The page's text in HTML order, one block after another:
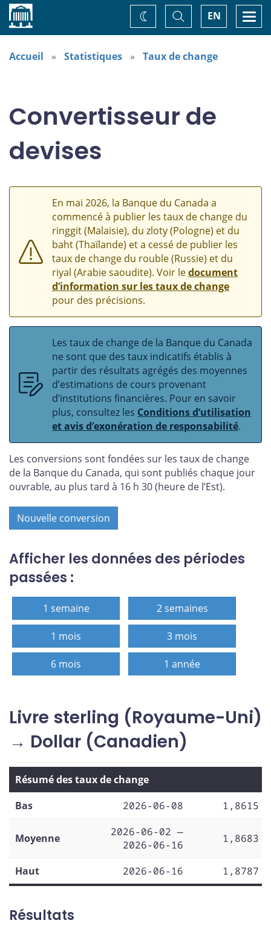
Accueil EN
Basculer
la
recherche
Changez
de
thème
Accueil Statistiques Taux de change
Convertisseur de
devises
En mai 2026, la Banque du Canada a
commencé à publier les taux de change du
ringgit (Malaisie), du zloty (Pologne) et du
baht (Thaïlande) et a cessé de publier les
taux de change du rouble (Russie) et du
riyal (Arabie saoudite). Voir ledocument
d’information sur les taux de change
pour des précisions.
Les taux de change de la Banque du Canada
ne sont que des taux indicatifs établis à
partir des résultats agrégés des moyennes
d’estimations de cours provenant
d’institutions financières. Pour en savoir
plus, consultez les Conditions d’utilisation
et avis d’exonération de responsabilité.
Les conversions sont fondées sur les taux de change
de la Banque du Canada, qui sont publiés chaque jour
ouvrable, au plus tard à 16 h 30 (heure de l’Est).
Nouvelle conversion
Afficher les données des périodes
passées :
1 semaine 2 semaines
1 mois 3 mois
6 mois 1 année
Livre sterling (Royaume-Uni)
→ Dollar (Canadien)
Résumé des taux de change
Bas
2026-06-08 1,8615
Moyenne
2026-06-02 —
2026-06-16
1,8683
Haut 2026-06-16 1,8787
Résultats